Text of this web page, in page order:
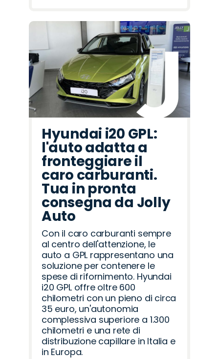
Hyundai i20 GPL:
l'auto adatta a
fronteggiare il
caro carburanti.
Tua in pronta
consegna da Jolly
Auto
Con il caro carburanti sempre
al centro dell'attenzione, le
auto a GPL rappresentano una
soluzione per contenere le
spese di rifornimento. Hyundai
i20 GPL offre oltre 600
chilometri con un pieno di circa
35 euro, un'autonomia
complessiva superiore a 1.300
chilometri e una rete di
distribuzione capillare in Italia e
in Europa.